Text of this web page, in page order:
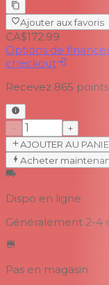
Ajouter aux favoris
CA$172.99
Options de
checkout
Recevez 865
−
+
AJOUTER AU
Acheter
Dispo en ligne
Généralement 2-4
Pas en magasin